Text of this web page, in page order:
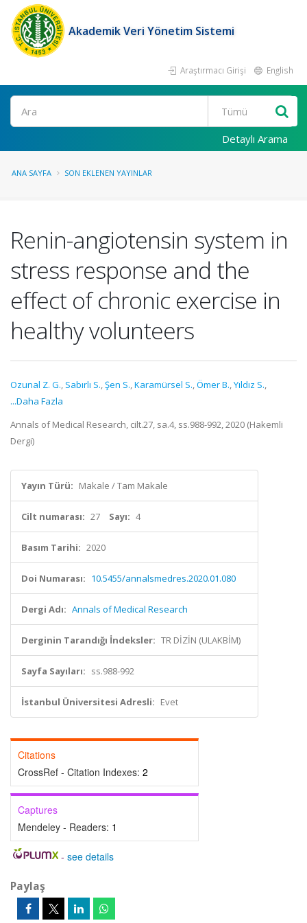
Akademik Veri Yönetim Sistemi
Araştırmacı Girişi English
Ara
Detaylı Arama
ANA SAYFA SON EKLENEN YAYINLAR
Renin-angiotensin system in
stress response and the
effect of chronic exercise in
healthy volunteers
Ozunal Z. G., Sabırlı S.,Şen S.,Karamürsel S.,Ömer B.,Yıldız S.,
...Daha Fazla
Annals of Medical Research, cilt.27, sa.4, ss.988-992, 2020 (Hakemli
Dergi)
Yayın Türü: Makale / Tam Makale
Cilt numarası: 27 Sayı: 4
Basım Tarihi: 2020
Doi Numarası: 10.5455/annalsmedres.2020.01.080
Dergi Adı: Annals of Medical Research
Derginin Tarandığı İndeksler: TR DİZİN (ULAKBİM)
Sayfa Sayıları: ss.988-992
İstanbul Üniversitesi Adresli: Evet
Citations
CrossRef - Citation Indexes: 2
Captures
Mendeley - Readers: 1
- see details
Paylaş